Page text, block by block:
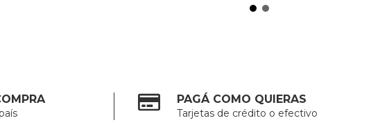
PAGÁ COMO QUIERAS
Tarjetas de crédito o efectivo